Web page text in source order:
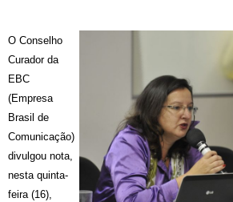
O Conselho
Curador da
EBC
(Empresa
Brasil de
Comunicação)
divulgou nota,
nesta quinta-
feira (16),